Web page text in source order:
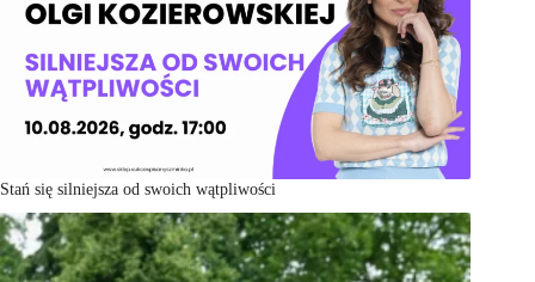
Stań się silniejsza od swoich wątpliwości